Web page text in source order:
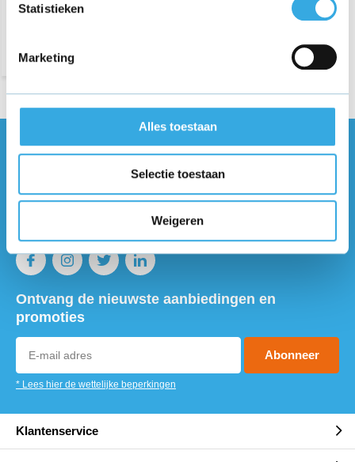
Statistieken
Marketing
Alles toestaan
Selectie toestaan
Weigeren
Morgen in huis
Vragen of meer informatie?
Neem contact met ons op! Onze
klantenservice staat voor je klaar :)
Ontvang de nieuwste aanbiedingen en
promoties
Abonneer
* Lees hier de wettelijke beperkingen
Klantenservice